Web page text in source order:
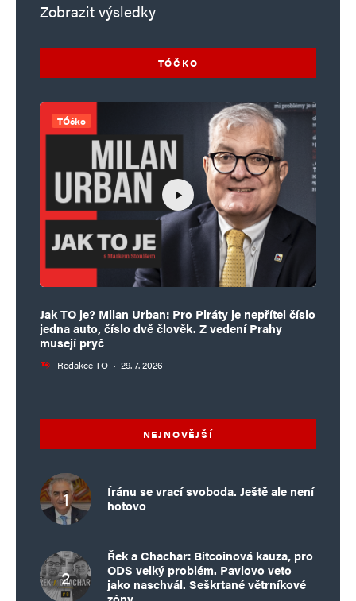
Jméno*
Webová stránka
Uložit do prohlížeče jméno, e-mail a webovou stránku pro budoucí
komentáře.
Informujte mě o nových komentářích e-mailem.
Alternative:
Zobrazit výsledky
TÓČKO
TÓčko
Jak TO je? Milan Urban: Pro Piráty je nepřítel číslo
jedna auto, číslo dvě člověk. Z vedení Prahy
musejí pryč
Redakce TO · 29. 7. 2026
NEJNOVĚJŠÍ
Íránu se vrací svoboda. Ještě ale není
hotovo
Řek a Chachar: Bitcoinová kauza, pro
ODS velký problém. Pavlovo veto
jako naschvál. Seškrtané větrníkové